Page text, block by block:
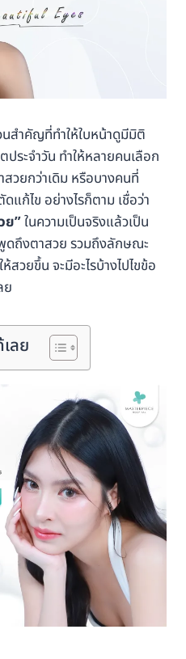
นสำคัญที่ทำให้ใบหน้าดูมีมิติ
ประจำวัน ทำให้หลายคนเลือก
สวยกว่าเดิม หรือบางคนที่
แก้ไข อย่างไรก็ตาม เชื่อว่า
ย”ในความเป็นจริงแล้วเป็น
ดถึงตาสวย รวมถึงลักษณะ
ให้สวยขึ้น จะมีอะไรบ้างไปไขข้อ
ย
ลย